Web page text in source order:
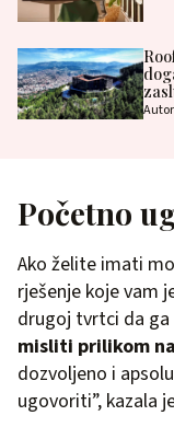
Početno
Ako želite imati
rješenje koje vam
drugoj tvrtci da
misliti prilikom
dozvoljeno i
ugovoriti”, kazala